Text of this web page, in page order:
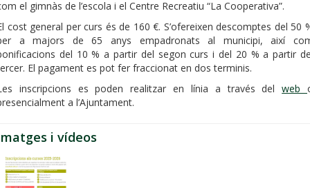
el gimnàs de l’escola i el Centre Recreatiu “La Cooperativa”.
cost general per curs és de 160 €. S’ofereixen descomptes del 50
a majors de 65 anys empadronats al municipi, així
del 10 % a partir del segon curs i del 20 % a partir
El pagament es pot fer fraccionat en dos terminis.
inscripcions es poden realitzar en línia a través delweb
a l’Ajuntament.
i vídeos